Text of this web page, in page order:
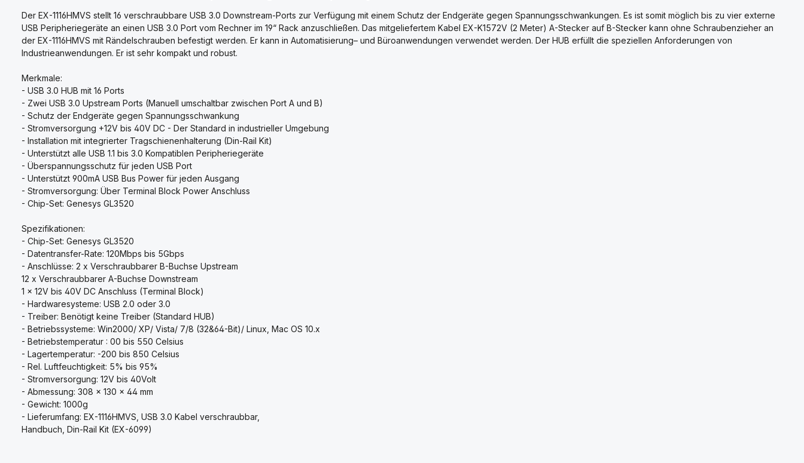
Der EX-1116HMVS stellt 16 verschraubbare USB 3.0 Downstream-Ports zur Verfügung mit einem Schutz der Endgeräte gegen Spannungsschwankungen. Es ist somit möglich bis zu vier externe
USB Peripheriegeräte an einen USB 3.0 Port vom Rechner im 19“ Rack anzuschließen. Das mitgeliefertem Kabel EX-K1572V (2 Meter) A-Stecker auf B-Stecker kann ohne Schraubenzieher an
der EX-1116HMVS mit Rändelschrauben befestigt werden. Er kann in Automatisierung– und Büroanwendungen verwendet werden. Der HUB erfüllt die speziellen Anforderungen von
Industrieanwendungen. Er ist sehr kompakt und robust.
Merkmale:
- USB 3.0 HUB mit 16 Ports
- Zwei USB 3.0 Upstream Ports (Manuell umschaltbar zwischen Port A und B)
- Schutz der Endgeräte gegen Spannungsschwankung
- Stromversorgung +12V bis 40V DC - Der Standard in industrieller Umgebung
- Installation mit integrierter Tragschienenhalterung (Din-Rail Kit)
- Unterstützt alle USB 1.1 bis 3.0 Kompatiblen Peripheriegeräte
- Überspannungsschutz für jeden USB Port
- Unterstützt 900mA USB Bus Power für jeden Ausgang
- Stromversorgung: Über Terminal Block Power Anschluss
- Chip-Set: Genesys GL3520
Spezifikationen:
- Chip-Set: Genesys GL3520
- Datentransfer-Rate: 120Mbps bis 5Gbps
- Anschlüsse: 2 x Verschraubbarer B-Buchse Upstream
12 x Verschraubbarer A-Buchse Downstream
1 x 12V bis 40V DC Anschluss (Terminal Block)
- Hardwaresysteme: USB 2.0 oder 3.0
- Treiber: Benötigt keine Treiber (Standard HUB)
- Betriebssysteme: Win2000/ XP/ Vista/ 7/8 (32&64-Bit)/ Linux, Mac OS 10.x
- Betriebstemperatur : 00 bis 550 Celsius
- Lagertemperatur: -200 bis 850 Celsius
- Rel. Luftfeuchtigkeit: 5% bis 95%
- Stromversorgung: 12V bis 40Volt
- Abmessung: 308 x 130 x 44 mm
- Gewicht: 1000g
- Lieferumfang: EX-1116HMVS, USB 3.0 Kabel verschraubbar,
Handbuch, Din-Rail Kit (EX-6099)